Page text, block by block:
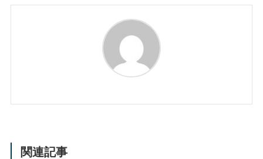
関連記事